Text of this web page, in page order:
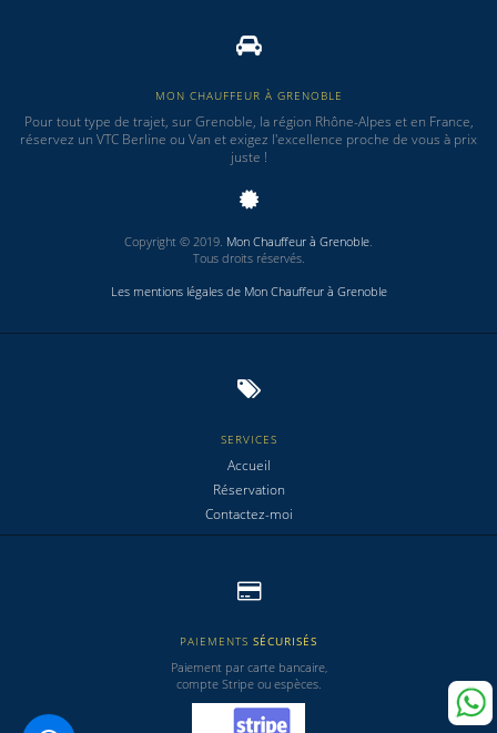
MON CHAUFFEUR À GRENOBLE
Pour tout type de trajet, sur Grenoble, la région Rhône-Alpes et en France,
réservez un VTC Berline ou Van et exigez l'excellence proche de vous à prix
juste !
Copyright © 2019. Mon Chauffeur à Grenoble.
Tous droits réservés.
Les mentions légales de Mon Chauffeur à Grenoble
SERVICES
Accueil
Réservation
Contactez-moi
PAIEMENTS SÉCURISÉS
Paiement par carte bancaire,
compte Stripe ou espèces.